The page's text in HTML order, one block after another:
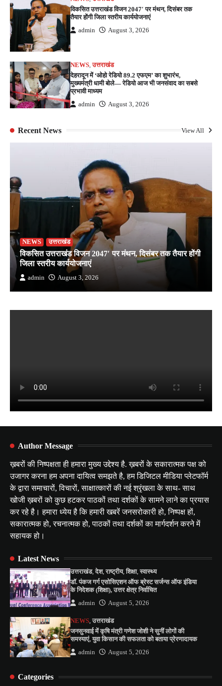
विकसित उत्तराखंड विजन 2047′ पर मंथन, दिसंबर तक
तैयार होंगी जिला स्तरीय कार्ययोजनाएं
admin August 3, 2026
NEWS ,उत्तराखंड
देहरादून में ‘ओहो रेडियो 89.2 एफएम’ का शुभारंभ,
मुख्यमंत्री धामी बोले— रेडियो आज भी जनसंवाद का सबसे
प्रभावी माध्यम
admin August 3, 2026
Recent News View All
NEWS उत्तराखंड
विकसित उत्तराखंड विजन 2047′ पर मंथन, दिसंबर तक तैयार होंगी
जिला स्तरीय कार्ययोजनाएं
admin August 3, 2026
Author Message
ख़बरों की निष्पक्षता ही हमारा मुख्य उद्देश्य है. ख़बरों के सकारात्मक पक्ष को
उजागर करना हम अपना दायित्व समझते है, हम डिजिटल मीडिया प्लेटफॉर्म
के द्वारा समाचारों, विचारों, साक्षात्कारों की नई श्रृंखला के साथ- साथ
खोजी ख़बरों को कुछ हटकर पाठकों तथा दर्शकों के सामने लाने का प्रयास
कर रहे है। हमारा ध्येय है कि हमारी खबरें जनसरोकारी हो, निष्पक्ष हों,
सकारात्मक हो, रचनात्मक हो, पाठकों तथा दर्शकों का मार्गदर्शन करने में
सहायक हो।
Latest News
उत्तराखंड,देश,राष्ट्रीय,शिक्षा,स्वास्थ्य
डॉ. पंकज गर्ग एसोसिएशन ऑफ ब्रेस्ट सर्जन्स ऑफ इंडिया
के निदेशक (शिक्षा), उत्तर क्षेत्र निर्वाचित
admin August 5, 2026
NEWS,उत्तराखंड
जनसुनवाई में कृषि मंत्री गणेश जोशी ने सुनीं लोगों की
समस्याएं, युवा किसान की सफलता को बताया प्रेरणादायक
admin August 5, 2026
Categories